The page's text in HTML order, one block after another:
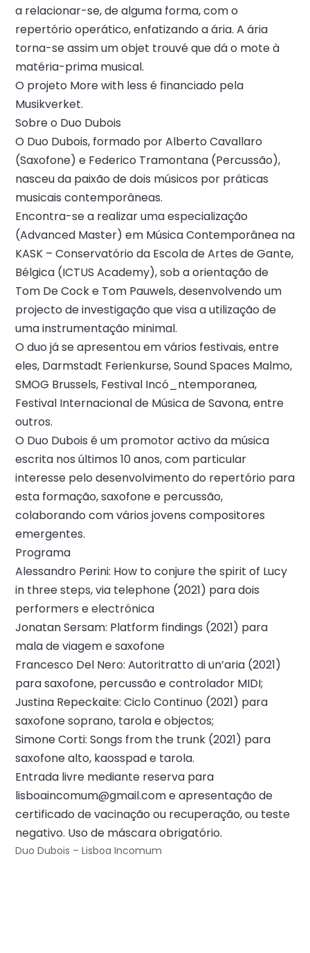
a relacionar-se, de alguma forma, com o
repertório operático, enfatizando a ária. A ária
torna-se assim um objet trouvé que dá o mote à
matéria-prima musical.
O projeto More with less é financiado pela
Musikverket.
Sobre o Duo Dubois
O Duo Dubois, formado por Alberto Cavallaro
(Saxofone) e Federico Tramontana (Percussão),
nasceu da paixão de dois músicos por práticas
musicais contemporâneas.
Encontra-se a realizar uma especialização
(Advanced Master) em Música Contemporânea na
KASK – Conservatório da Escola de Artes de Gante,
Bélgica (ICTUS Academy), sob a orientação de
Tom De Cock e Tom Pauwels, desenvolvendo um
projecto de investigação que visa a utilização de
uma instrumentação minimal.
O duo já se apresentou em vários festivais, entre
eles, Darmstadt Ferienkurse, Sound Spaces Malmo,
SMOG Brussels, Festival Incó_ntemporanea,
Festival Internacional de Música de Savona, entre
outros.
O Duo Dubois é um promotor activo da música
escrita nos últimos 10 anos, com particular
interesse pelo desenvolvimento do repertório para
esta formação, saxofone e percussão,
colaborando com vários jovens compositores
emergentes.
Programa
Alessandro Perini: How to conjure the spirit of Lucy
in three steps, via telephone (2021) para dois
performers e electrónica
Jonatan Sersam: Platform findings (2021) para
mala de viagem e saxofone
Francesco Del Nero: Autoritratto di un’aria (2021)
para saxofone, percussão e controlador MIDI;
Justina Repeckaite: Ciclo Continuo (2021) para
saxofone soprano, tarola e objectos;
Simone Corti: Songs from the trunk (2021) para
saxofone alto, kaosspad e tarola.
Entrada livre mediante reserva para
lisboaincomum@gmail.com e apresentação de
certificado de vacinação ou recuperação, ou teste
negativo. Uso de máscara obrigatório.
Duo Dubois – Lisboa Incomum